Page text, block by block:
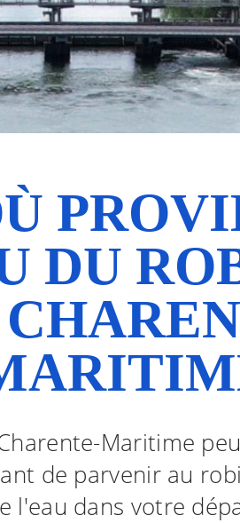
DU
Maritime
de parvenir au
l'eau dans votre